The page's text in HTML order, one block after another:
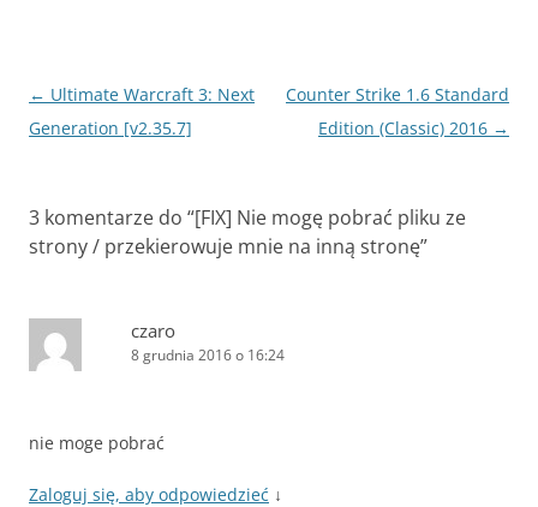
Nawigacja
wpisu
← Ultimate Warcraft 3: Next
Generation [v2.35.7]
Counter Strike 1.6 Standard
Edition (Classic) 2016 →
3 komentarze do “[FIX] Nie mogę pobrać pliku ze
strony / przekierowuje mnie na inną stronę”
czaro
8 grudnia 2016 o 16:24
nie moge pobrać
Zaloguj się, aby odpowiedzieć ↓